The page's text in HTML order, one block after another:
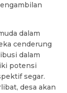
dalam
cenderung
dalam
potensi
segar.
desa akan